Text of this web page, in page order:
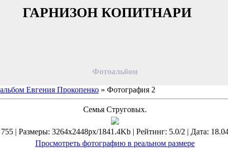
ГАРНИЗОН КОПИТНАРИ
Фотоальбом
Евгения Прокопенко » Фотография 2
Семья Струговых.
| Размеры: 3264x2448px/1841.4Kb | Рейтинг: 5.0/2 | Дата:
Просмотреть фотографию в реальном размере